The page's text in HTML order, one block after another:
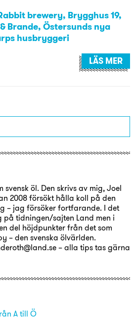
brewery, Brygghus 19,
Brande, Östersunds nya
husbryggeri
LÄS MER
öl. Den skrivs av mig, Joel
2008 försökt hålla koll på den
– jag försöker fortfarande. I det
tidningen/sajten Land men i
del höjdpunkter från det som
– den svenska ölvärlden.
– alla tips tas gärna
A till Ö